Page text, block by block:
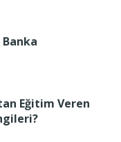
Banka
Eğitim Veren